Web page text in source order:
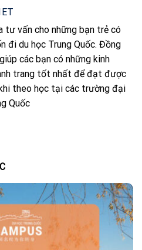
tư vấn cho những bạn trẻ có
đi du học Trung Quốc. Đồng
các bạn có những kinh
trang tốt nhất để đạt được
theo học tại các trường đại
Quốc